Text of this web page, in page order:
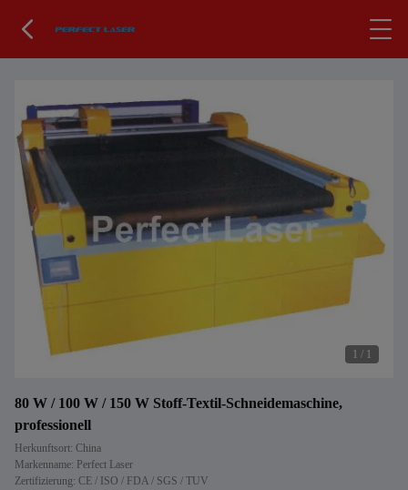
1 / 1
80 W / 100 W / 150 W Stoff-Textil-Schneidemaschine,
professionell
Herkunftsort: China
Markenname: Perfect Laser
Zertifizierung: CE / ISO / FDA / SGS / TUV